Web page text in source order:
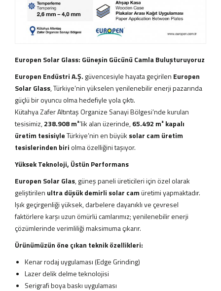
İLİŞKİLERİ
Bize
Adreslerimiz
EN
DE
FR
Europen Solar Glass: Güneşin Gücünü Camla Buluşturuyoruz
Europen Endüstri A.Ş. güvencesiyle hayata geçirilen Europen
Solar Glass, Türkiye’nin yükselen yenilenebilir enerji pazarında
güçlü bir oyuncu olma hedefiyle yola çıktı.
Kütahya Zafer Altıntaş Organize Sanayi Bölgesi’nde kurulan
tesisimiz,238.908 m²’lik alan üzerinde,65.492 m² kapalı
üretim tesisiyleTürkiye’nin en büyük solar cam üretim
tesislerinden biriolma özelliğini taşıyor.
Yüksek Teknoloji, Üstün Performans
Europen Solar Glas, güneş paneli üreticileri için özel olarak
geliştirilen ultra düşük demirli solar camüretimi yapmaktadır.
Işık geçirgenliği yüksek, darbelere dayanıklı ve çevresel
faktörlere karşı uzun ömürlü camlarımız; yenilenebilir enerji
çözümlerinde verimliliği maksimuma çıkarır.
Ürünümüzün öne çıkan teknik özellikleri:
Kenar rodaj uygulaması (Edge Grinding)
Lazer delik delme teknolojisi
Serigrafi boya baskı uygulaması